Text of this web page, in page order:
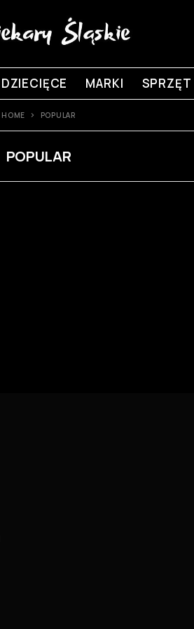
DZIECIĘCE MARKI SPRZĘT
HOME POPULAR
POPULAR